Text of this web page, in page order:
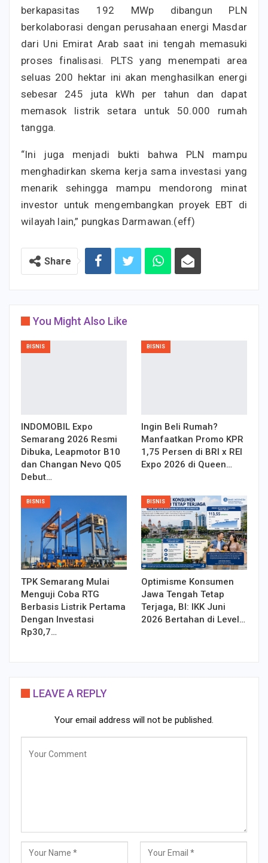
berkapasitas 192 MWp dibangun PLN
berkolaborasi dengan perusahaan energi Masdar
dari Uni Emirat Arab saat ini tengah memasuki
proses finalisasi. PLTS yang menempati area
seluas 200 hektar ini akan menghasilkan energi
sebesar 245 juta kWh per tahun dan dapat
memasok listrik setara untuk 50.000 rumah
tangga.
“Ini juga menjadi bukti bahwa PLN mampu
menghadirkan skema kerja sama investasi yang
menarik sehingga mampu mendorong minat
investor untuk mengembangkan proyek EBT di
wilayah lain,” pungkas Darmawan.(eff)
Share
You Might Also Like
BISNIS
INDOMOBIL Expo
Semarang 2026 Resmi
Dibuka, Leapmotor B10
dan Changan Nevo Q05
Debut…
BISNIS
Ingin Beli Rumah?
Manfaatkan Promo KPR
1,75 Persen di BRI x REI
Expo 2026 di Queen…
BISNIS
TPK Semarang Mulai
Menguji Coba RTG
Berbasis Listrik Pertama
Dengan Investasi
Rp30,7…
BISNIS
Optimisme Konsumen
Jawa Tengah Tetap
Terjaga, BI: IKK Juni
2026 Bertahan di Level…
LEAVE A REPLY
Your email address will not be published.